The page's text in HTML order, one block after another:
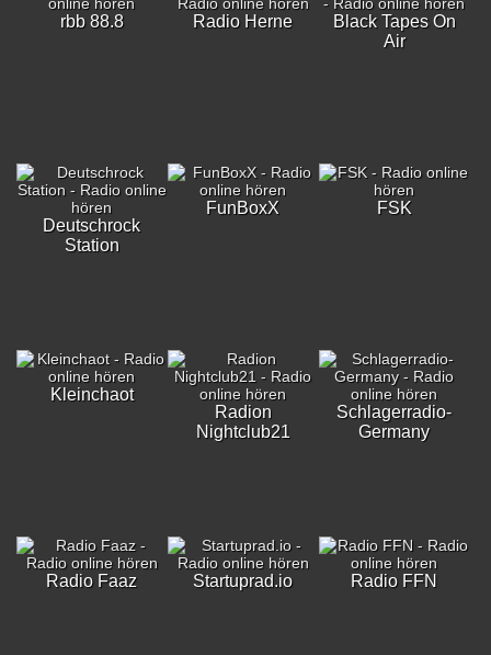
rbb 88.8 Radio Herne
Black Tapes On
Air
Deutschrock
Station
FunBoxX FSK
Kleinchaot
Radion
Nightclub21
Schlagerradio-
Germany
Radio Faaz Startuprad.io Radio FFN